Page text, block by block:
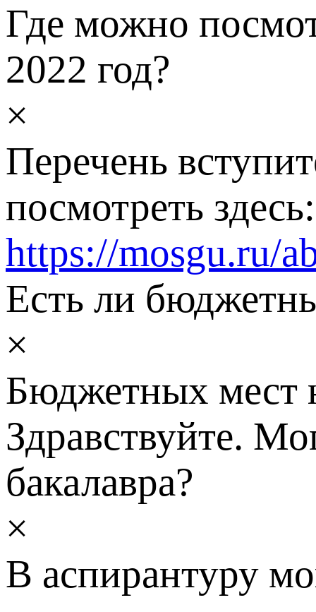
Где можно
2022 год?
×
Перечень
посмотреть здесь:
https://mosgu.ru/
Есть ли
×
Бюджетных мест
Здравствуйте.
бакалавра?
×
В аспирантуру